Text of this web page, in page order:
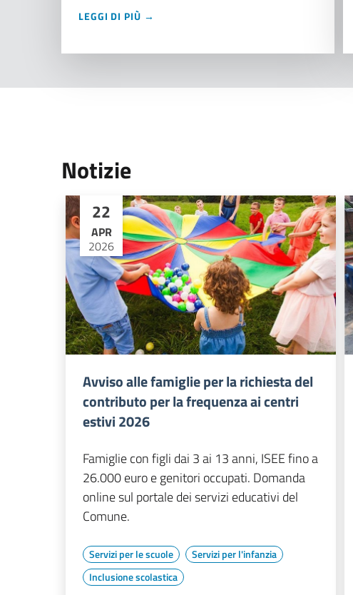
LEGGI DI PIÙ →
Notizie
22
APR
2026
Avviso alle famiglie per la richiesta del
contributo per la frequenza ai centri
estivi 2026
Famiglie con figli dai 3 ai 13 anni, ISEE fino a
26.000 euro e genitori occupati. Domanda
online sul portale dei servizi educativi del
Comune.
Servizi per le scuole
Servizi per l'infanzia
Inclusione scolastica